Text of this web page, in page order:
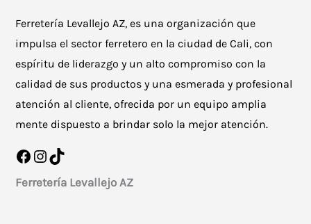
Ferretería Levallejo AZ, es una organización que
impulsa el sector ferretero en la ciudad de Cali, con
espíritu de liderazgo y un alto compromiso con la
calidad de sus productos y una esmerada y profesional
atención al cliente, ofrecida por un equipo amplia
mente dispuesto a brindar solo la mejor atención.
Facebook
Instagram
TikTok
Ferretería Levallejo AZ